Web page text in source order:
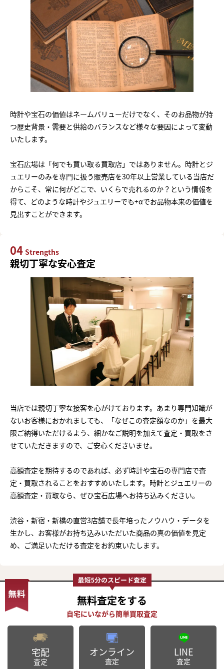
時計や宝石の価値はネームバリューだけでなく、そのお品物が持
つ歴史背景・需要と供給のバランスなど様々な要因によって変動
いたします。
宝石広場は「何でも買い取る買取店」ではありません。時計とジ
ュエリーのみを専門に扱う販売店を30年以上営業している当店だ
からこそ、常に何がどこで、いくらで売れるのか？という情報を
得て、どのような時計やジュエリーでも+αでお品物本来の価値を
見出すことができます。
04 Strengths
親切丁寧な安心査定
当店では親切丁寧な接客を心がけております。あまり専門知識が
ないお客様におかれましても、「なぜこの査定額なのか」を最大
限ご納得いただけるよう、細かなご説明を加えて査定・買取をさ
せていただきますので、ご安心くださいませ。
高額査定を期待するのであれば、必ず時計や宝石の専門店で査
定・買取されることをおすすめいたします。時計とジュエリーの
高額査定・買取なら、ぜひ宝石広場へお持ち込みください。
渋谷・新宿・新橋の直営3店舗で長年培ったノウハウ・データを
生かし、お客様がお持ち込みいただいた商品の真の価値を見定
め、ご満足いただける査定をお約束いたします。
無料査定をする
宅配
査定
オンライン
査定
LINE
査定